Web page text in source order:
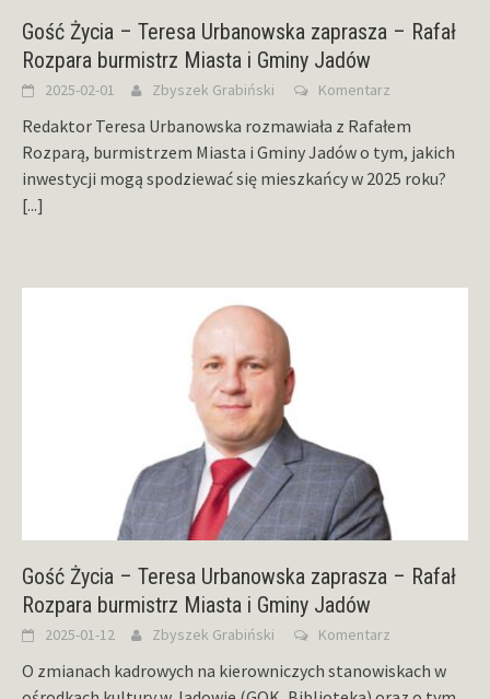
Gość Życia – Teresa Urbanowska zaprasza – Rafał
Rozpara burmistrz Miasta i Gminy Jadów
2025-02-01 Zbyszek Grabiński Komentarz
Redaktor Teresa Urbanowska rozmawiała z Rafałem
Rozparą, burmistrzem Miasta i Gminy Jadów o tym, jakich
inwestycji mogą spodziewać się mieszkańcy w 2025 roku?
[...]
Gość Życia – Teresa Urbanowska zaprasza – Rafał
Rozpara burmistrz Miasta i Gminy Jadów
2025-01-12 Zbyszek Grabiński Komentarz
O zmianach kadrowych na kierowniczych stanowiskach w